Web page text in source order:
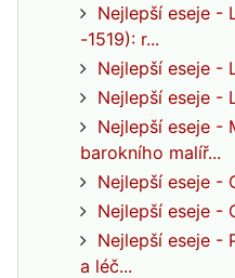
Nejlepší eseje -
-1519): r...
Nejlepší eseje -
Nejlepší eseje -
Nejlepší eseje -
barokního malíř...
Nejlepší eseje -
Nejlepší eseje -
Nejlepší eseje -
a léč...